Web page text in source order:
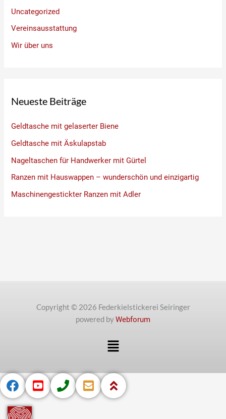
Uncategorized
Vereinsausstattung
Wir über uns
Neueste Beiträge
Geldtasche mit gelaserter Biene
Geldtasche mit Äskulapstab
Nageltaschen für Handwerker mit Gürtel
Ranzen mit Hauswappen – wunderschön und einzigartig
Maschinengestickter Ranzen mit Adler
Copyright © 2026 Federkielstickerei Seiringer
powered byWebforum
Menü